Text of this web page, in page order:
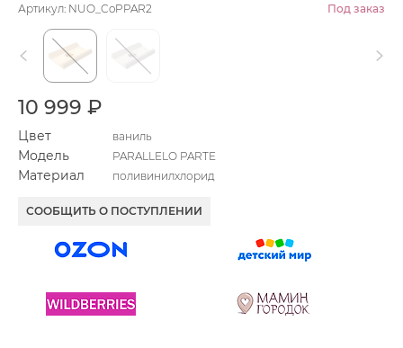
Артикул: NUO_CoPPAR2 Под заказ
10 999 ₽
Цвет ваниль
Модель PARALLELO PARTE
Материал поливинилхлорид
СООБЩИТЬ О ПОСТУПЛЕНИИ